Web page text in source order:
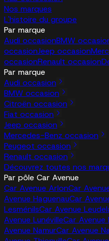
Nos marques
L'histoire du groupe
Par marque
Audi occasionBMW
occasionJeep occasion
occasionRenault occasion
Par marque
Audi occasion
BMW occasion
Citroën occasion
Fiat occasion
Jeep occasion
Mercedes-Benz occasion
Peugeot occasion
Renault occasion
Découvrez toutes nos
Par pôle Car Avenue
Car Avenue ArlonCar
Avenue HaguenauCar
LesménilsCar Avenue
Avenue LunévilleCar
Avenue NamurCar Avenue